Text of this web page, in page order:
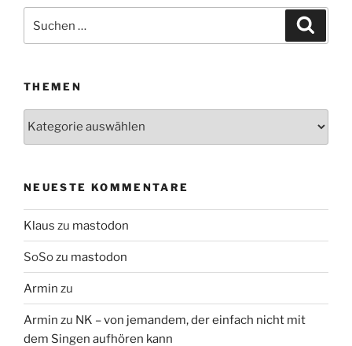
nach:
THEMEN
Themen
NEUESTE KOMMENTARE
Klaus zu mastodon
SoSozu mastodon
Armin zu
Armin zu NK – von jemandem, der einfach nicht mit
dem Singen aufhören kann